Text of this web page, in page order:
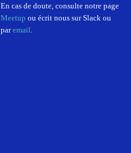
En cas de doute, consulte notre page
Meetup ou écrit nous sur Slack ou
paremail